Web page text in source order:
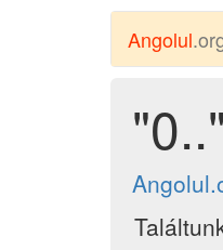
Angolul